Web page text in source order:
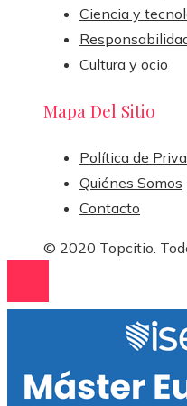
Ciencia y
Cultura y ocio
Mapa Del Sitio
Política de
Quiénes Somos
Contacto
© 2020 Topcitio.